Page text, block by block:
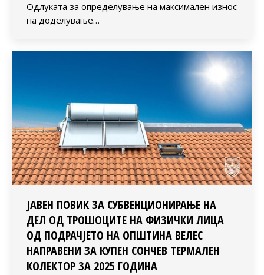
Одлуката за определување на максимален износ
на доделување…
ЈАВЕН ПОВИК ЗА СУБВЕНЦИОНИРАЊЕ НА
ДЕЛ ОД ТРОШОЦИТЕ НА ФИЗИЧКИ ЛИЦА
ОД ПОДРАЧЈЕТО НА ОПШТИНА ВЕЛЕС
НАПРАВЕНИ ЗА КУПЕН СОНЧЕВ ТЕРМАЛЕН
КОЛЕКТОР ЗА 2025 ГОДИНА